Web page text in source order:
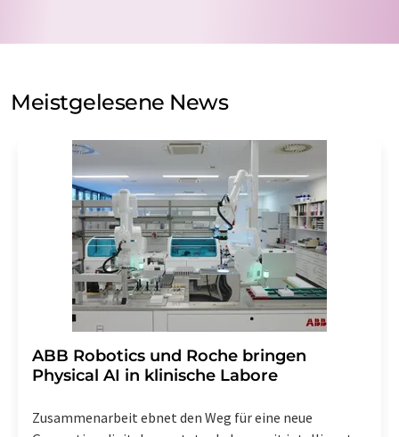
auf Basis unsererDatenschutzerklärung. LUMITOS darf
Meinungsforschung per E-Mail kontaktieren. Ihre
Einwilligung können Sie jederzeit ohne Angabe von
Str. 2, 12489 Berlin oder per E-Mail unter
widerruf@lumitos.commit Wirkung für die Zukunft
widerrufen. Zudem ist in jeder E-Mail ein Link zur
Abbestellung des entsprechenden Newsletters
enthalten.
Meistgelesene News
​​​​​​​ABB Robotics und Roche bringen
Physical AI in klinische Labore
Zusammenarbeit ebnet den Weg für eine neue